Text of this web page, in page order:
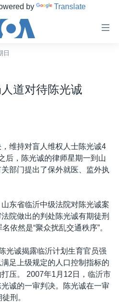
by Translate
日
道对待陈光诚
维持对盲人维权人士陈光诚4
后，陈光诚的律师星期一到山
部门提出了保外就医、监外执
东省临沂中级法院对陈光诚案
院做出的判处陈光诚有期徒刑
依然是“聚众扰乱交通秩序”。
光诚揭露临沂计划生育官员强
足上级规定的人口控制指标的
压。 2007年1月12日，临沂市
诚的一审判决。陈光诚在一审
刑。